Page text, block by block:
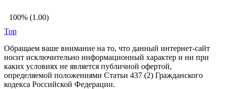
100% (1.00)
Top
Обращаем ваше внимание на то, что данный интернет-сайт
носит исключительно информационный характер и ни при
каких условиях не является публичной офертой,
определяемой положениями Статьи 437 (2) Гражданского
кодекса Российской Федерации.